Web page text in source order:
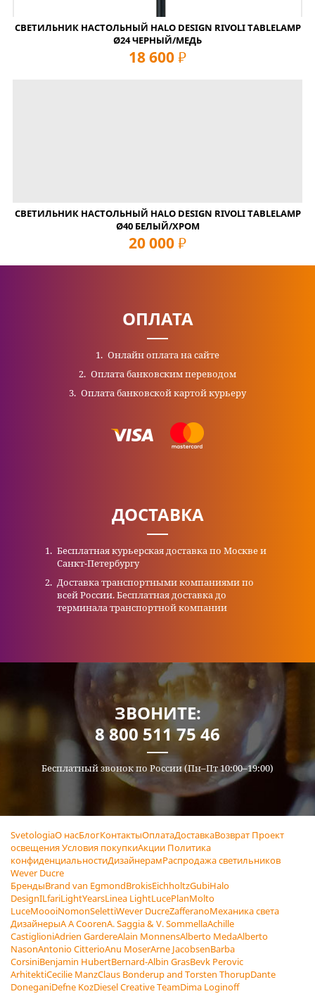
СВЕТИЛЬНИК НАСТОЛЬНЫЙ HALO DESIGN RIVOLI TABLELAMP
Ø24 ЧЕРНЫЙ/МЕДЬ
18 600 руб
СВЕТИЛЬНИК НАСТОЛЬНЫЙ HALO DESIGN RIVOLI TABLELAMP
Ø40 БЕЛЫЙ/ХРОМ
20 000 руб
ОПЛАТА
Онлайн оплата на сайте
Оплата банковским переводом
Оплата банковской картой курьеру
ДОСТАВКА
Бесплатная курьерская доставка по Москве и
Санкт-Петербургу
Доставка транспортными компаниями по
всей России. Бесплатная доставка до
терминала транспортной компании
ЗВОНИТЕ:
8 800 511 75 46
Бесплатный звонок по России (Пн–Пт 10:00–19:00)
SvetologiaО насБлогКонтактыОплатаДоставкаВозврат Проект
освещенияУсловия покупкиАкции Политика
конфиденциальностиДизайнерамРаспродажа светильников
Wever Ducre
БрендыBrand van EgmondBrokisEichholtzGubiHalo
DesignILfariLightYearsLinea LightLucePlanMolto
LuceMoooiNomonSelettiWever DucreZafferanoМеханика света
ДизайнерыA A CoorenA. Saggia & V. SommellaAchille
CastiglioniAdrien GardereAlain MonnensAlberto MedaAlberto
NasonAntonio CitterioAnu MoserArne JacobsenBarba
CorsiniBenjamin HubertBernard-Albin GrasBevk Perovic
ArhitektiCecilie ManzClaus Bonderup and Torsten ThorupDante
DoneganiDefne KozDiesel Creative TeamDima Loginoff